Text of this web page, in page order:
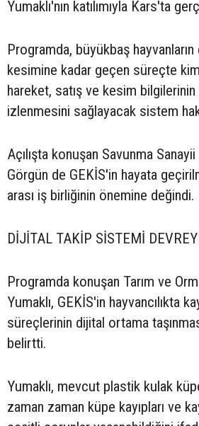
Yumaklı'nın katılımıyla Kars'ta
Programda, büyükbaş
kesimine kadar geçen süreçte
hareket, satış ve kesim
izlenmesini sağlayacak sistem
Açılışta konuşan Savunma
Görgün de GEKİS'in hayata
arası iş birliğinin önemine değindi.
DİJİTAL TAKİP SİSTEMİ
Programda konuşan Tarım ve
Yumaklı, GEKİS'in hayvancılıkta
süreçlerinin dijital ortama
belirtti.
Yumaklı, mevcut plastik kulak
zaman zaman küpe kayıpları ve